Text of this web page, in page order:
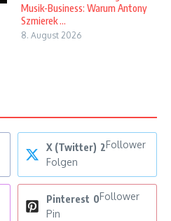
Musik-Business: Warum Antony
Szmierek ...
8. August 2026
X (Twitter) 2Follower
Folgen
Pinterest 0Follower
Pin